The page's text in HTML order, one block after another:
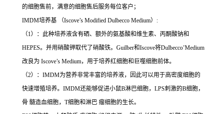
的细胞售前，满意的细胞售后服务每位客户；
IMDM培养基 （Iscove’s Modified Dulbecco Medium）:
（1）：此种培养液含有硒、额外的氨基酸和维生素、丙酮酸钠和
HEPES。并用硝酸钾取代了硝酸铁。Guilber和Iscove将Dulbecco’Medium
改良为 Iscove’s Medium，用于培养红细胞和巨噬细胞前体。
（2）：IMDM为营养非常丰富的培养液，因此可以用于高密度细胞的
快速增殖培养。IMDM还能够促进小鼠B淋巴细胞，LPS刺激的B细胞，
骨 髓造血细胞，T细胞和淋巴 瘤细胞的生长。